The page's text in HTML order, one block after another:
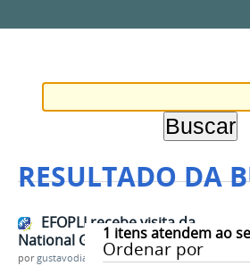
RESULTADO DA
1 itens atendem ao
Ordenar por
EFOPLI recebe visita da
National Geographic Learning
porgustavodias